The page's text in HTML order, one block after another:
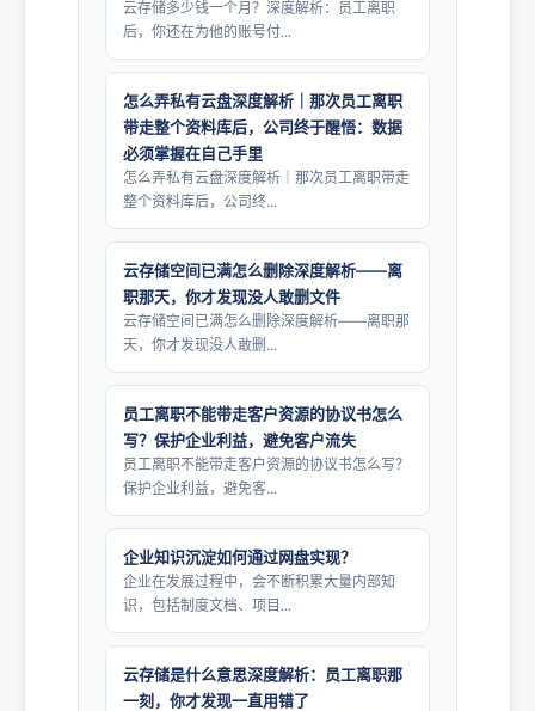
云存储多少钱一个月？深度解析：员工离职
后，你还在为他的账号付...
怎么弄私有云盘深度解析｜那次员工离职
带走整个资料库后，公司终于醒悟：数据
必须掌握在自己手里
怎么弄私有云盘深度解析｜那次员工离职带走
整个资料库后，公司终...
云存储空间已满怎么删除深度解析——离
职那天，你才发现没人敢删文件
云存储空间已满怎么删除深度解析——离职那
天，你才发现没人敢删...
员工离职不能带走客户资源的协议书怎么
写？保护企业利益，避免客户流失
员工离职不能带走客户资源的协议书怎么写？
保护企业利益，避免客...
企业知识沉淀如何通过网盘实现？
企业在发展过程中，会不断积累大量内部知
识，包括制度文档、项目...
云存储是什么意思深度解析：员工离职那
一刻，你才发现一直用错了